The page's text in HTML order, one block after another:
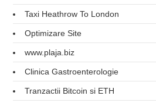
Taxi Heathrow To London
Optimizare Site
www.plaja.biz
Clinica Gastroenterologie
Tranzactii Bitcoin si ETH